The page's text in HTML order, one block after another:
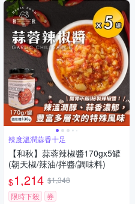
辣度溫潤蒜香十足
【和秋】蒜蓉辣椒醬170gx5罐
(朝天椒/辣油/拌醬/調味料)
$1,214 $1,348
限時下殺
券